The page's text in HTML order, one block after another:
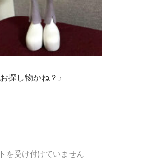
お探し物かね？』
を受け付けていません